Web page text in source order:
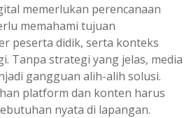
memerlukan perencanaan
memahami tujuan
peserta didik, serta konteks
Tanpa strategi yang jelas, media
gangguan alih-alih solusi.
platform dan konten harus
nyata di lapangan.